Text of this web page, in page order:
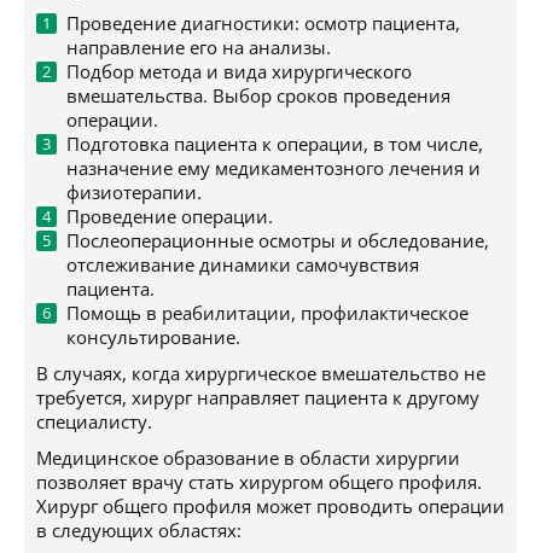
Проведение диагностики: осмотр пациента,
направление его на анализы.
Подбор метода и вида хирургического
вмешательства. Выбор сроков проведения
операции.
Подготовка пациента к операции, в том числе,
назначение ему медикаментозного лечения и
физиотерапии.
Проведение операции.
Послеоперационные осмотры и обследование,
отслеживание динамики самочувствия
пациента.
Помощь в реабилитации, профилактическое
консультирование.
В случаях, когда хирургическое вмешательство не
требуется, хирург направляет пациента к другому
специалисту.
Медицинское образование в области хирургии
позволяет врачу стать хирургом общего профиля.
Хирург общего профиля может проводить операции
в следующих областях: